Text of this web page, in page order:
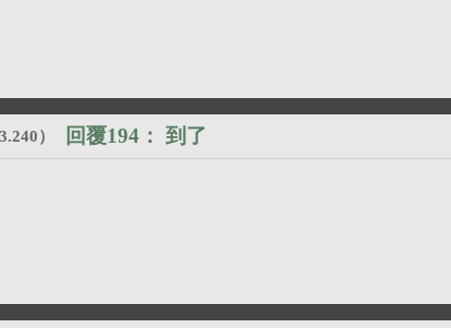
回覆194： 到了
）